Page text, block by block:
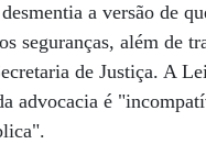
a versão de
seguranças, além de
de Justiça. A
advocacia é